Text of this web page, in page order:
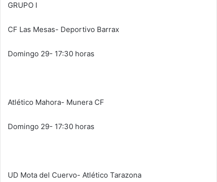
GRUPO I
CF Las Mesas- Deportivo Barrax
Domingo 29- 17:30 horas
Atlético Mahora- Munera CF
Domingo 29- 17:30 horas
UD Mota del Cuervo- Atlético Tarazona